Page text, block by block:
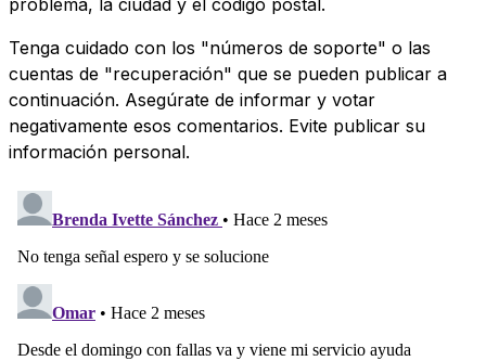
Tenga cuidado con los "números de soporte" o las
cuentas de "recuperación" que se pueden publicar a
continuación. Asegúrate de informar y votar
negativamente esos comentarios. Evite publicar su
información personal.